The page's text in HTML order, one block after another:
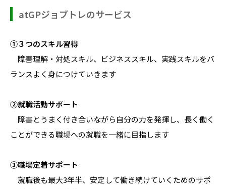
atGPジョブトレのサービス
①３つのスキル習得
障害理解・対処スキル、ビジネススキル、実践スキルをバ
ランスよく身につけていきます
②就職活動サポート
障害とうまく付き合いながら自分の力を発揮し、長く働く
ことができる職場への就職を一緒に目指します
③職場定着サポート
就職後も最大3年半、安定して働き続けていくためのサポ